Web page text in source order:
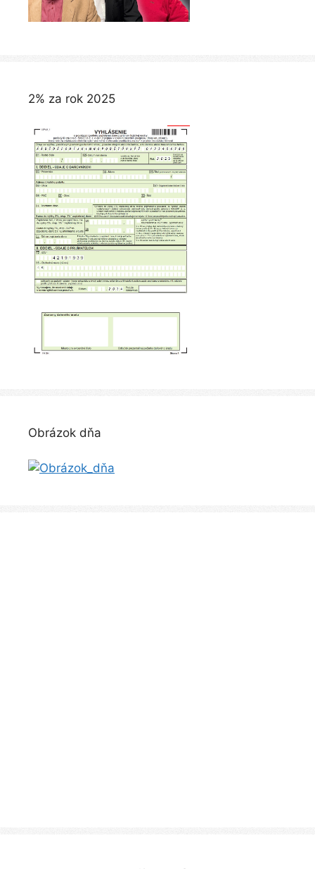
2% za rok 2025
Obrázok dňa